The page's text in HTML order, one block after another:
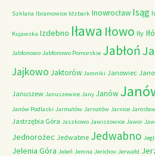
Szklana Ibramowice Idzbark Inowrocław Isąg
Kujawska Izdebno Iława Iłowo Iły
Jabłonowo Jabłonowo Pomorskie Jabłoń
Jajkowo Jaktorów Jamniki Janowiec
Januszew Januszewice Jany Janów
Janów Podlaski Jarmatów Jarnatów Jarnice
Jastrzębia Góra Jaszkowo Jawiszowice Jawor
Jednorożec Jedwabne Jedwabno
Jelenia Góra Jeleń Jemna Jerichov Jerwałd